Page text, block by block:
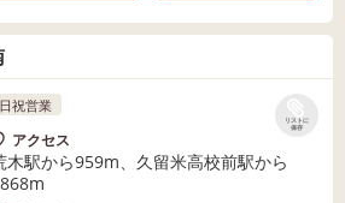
リストに
保存
祝営業
アクセス
木駅から959m、久留米高校前駅から